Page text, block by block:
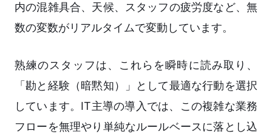
内の混雑具合、天候、スタッフの疲労度など、無
数の変数がリアルタイムで変動しています。
熟練のスタッフは、これらを瞬時に読み取り、
「勘と経験（暗黙知）」として最適な行動を選択
しています。IT主導の導入では、この複雑な業務
フローを無理やり単純なルールベースに落とし込